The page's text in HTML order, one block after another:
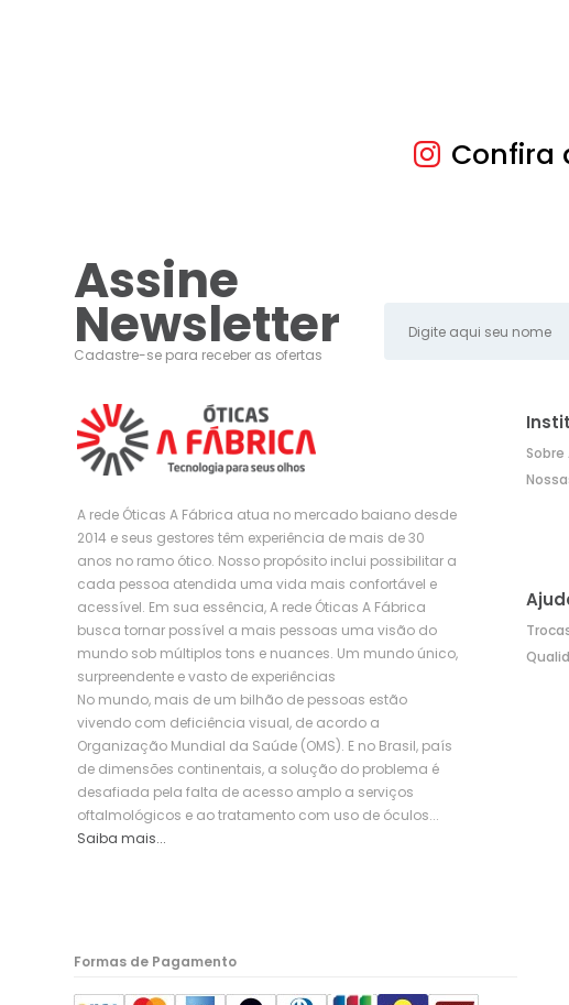
Confira
Assine
Newsletter
Cadastre-se para receber as ofertas
A rede Óticas A Fábrica atua no mercado baiano desde
2014 e seus gestores têm experiência de mais de 30
anos no ramo ótico. Nosso propósito inclui possibilitar a
cada pessoa atendida uma vida mais confortável e
acessível. Em sua essência, A rede Óticas A Fábrica
busca tornar possível a mais pessoas uma visão do
mundo sob múltiplos tons e nuances. Um mundo único,
surpreendente e vasto de experiências
No mundo, mais de um bilhão de pessoas estão
vivendo com deficiência visual, de acordo a
Organização Mundial da Saúde (OMS). E no Brasil, país
de dimensões continentais, a solução do problema é
desafiada pela falta de acesso amplo a serviços
oftalmológicos e ao tratamento com uso de óculos...
Saiba mais...
Sobre
Formas de Pagamento